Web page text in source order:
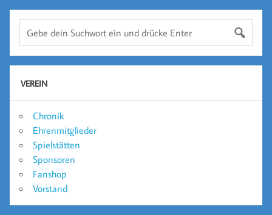
VEREIN
Chronik
Ehrenmitglieder
Spielstätten
Sponsoren
Fanshop
Vorstand